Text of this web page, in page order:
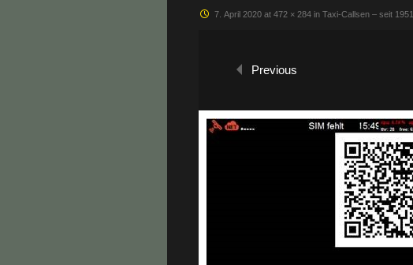
7. April 2020 at 472 × 284 in Taxi-Callsen – seit 1951
Previous